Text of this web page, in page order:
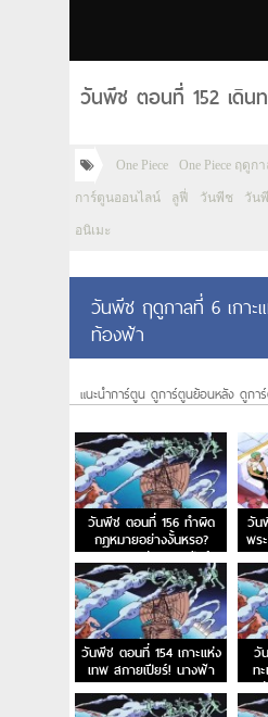
วันพีช ตอนที่ 152 เดิน
One Piece One Piece ฤดูก
การ์ตูนออนไลน์ ลูฟี่ วันพีช วัน
อนิเมะ
วันพีช ฤดูกาลที่ 6 เกาะ
ท้องฟ้า
แนะนำการ์ตูน ดูการ์ตูนย้อนหลัง ดูก
วันพีช ตอนที่ 156 ทำผิด
กฎหมายอย่างงั้นหรอ?
กฎหมายแห่งสกายเปียร์
วัน
พร
พร
วันพีช ตอนที่ 154 เกาะแห่ง
เทพ สกายเปียร์! นางฟ้า
ของหาดเมฆ
วั
ท
แ